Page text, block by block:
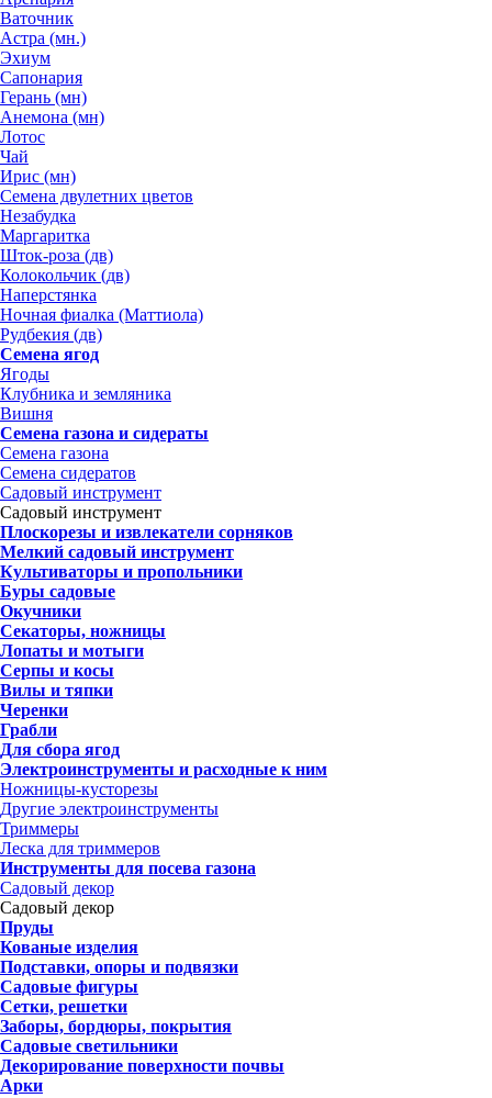
Ваточник
Астра (мн.)
Эхиум
Сапонария
Герань (мн)
Анемона (мн)
Лотос
Чай
Ирис (мн)
Семена двулетних цветов
Незабудка
Маргаритка
Шток-роза (дв)
Колокольчик (дв)
Наперстянка
Ночная фиалка (Маттиола)
Рудбекия (дв)
Семена ягод
Ягоды
Клубника и земляника
Вишня
Семена газона и сидераты
Семена газона
Семена сидератов
Садовый инструмент
Садовый инструмент
Плоскорезы и извлекатели сорняков
Мелкий садовый инструмент
Культиваторы и пропольники
Буры садовые
Окучники
Секаторы, ножницы
Лопаты и мотыги
Серпы и косы
Вилы и тяпки
Черенки
Грабли
Для сбора ягод
Электроинструменты и расходные к ним
Ножницы-кусторезы
Другие электроинструменты
Триммеры
Леска для триммеров
Инструменты для посева газона
Садовый декор
Садовый декор
Пруды
Кованые изделия
Подставки, опоры и подвязки
Садовые фигуры
Сетки, решетки
Заборы, бордюры, покрытия
Садовые светильники
Декорирование поверхности почвы
Арки